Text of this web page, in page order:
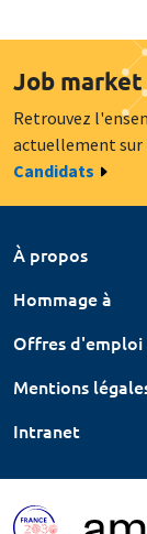
Job market
Retrouvez
actuellement sur
Candidats
À propos
Hommage à
Offres d'emploi
Mentions
Intranet